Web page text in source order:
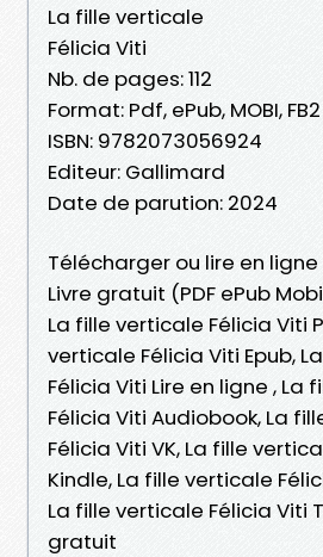
La fille verticale
Félicia Viti
Nb. de pages: 112
Format: Pdf, ePub, MOBI, FB2
ISBN: 9782073056924
Editeur: Gallimard
Date de parution: 2024
Télécharger ou lire en
Livre gratuit (PDF ePub
La fille verticale Félicia Viti
verticale Félicia Viti Epub,
Félicia Viti Lire en ligne , La
Félicia Viti Audiobook, La
Félicia Viti VK, La fille
Kindle, La fille verticale
La fille verticale Félicia Viti
gratuit